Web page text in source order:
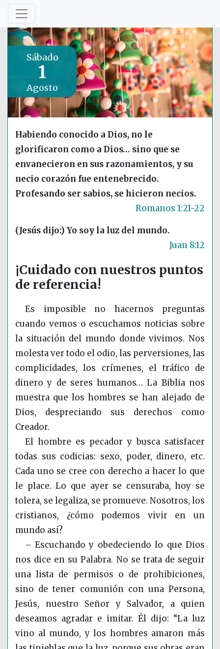
Sábado
1
Agosto
Habiendo conocido a Dios, no le
glorificaron como a Dios… sino que se
envanecieron en sus razonamientos, y su
necio corazón fue entenebrecido.
Profesando ser sabios, se hicieron necios.
Romanos 1:21-22
(Jesús dijo:) Yo soy la luz del mundo.
Juan 8:12
¡Cuidado con nuestros puntos
de referencia!
Es imposible no hacernos preguntas
cuando vemos o escuchamos noticias sobre
la situación del mundo donde vivimos. Nos
molesta ver todo el odio, las perversiones, las
complicidades, los crímenes, el tráfico de
dinero y de seres humanos… La Biblia nos
muestra que los hombres se han alejado de
Dios, despreciando sus derechos como
Creador.
El hombre es pecador y busca satisfacer
todas sus codicias: sexo, poder, dinero, etc.
Cada uno se cree con derecho a hacer lo que
le place. Lo que ayer se censuraba, hoy se
tolera, se legaliza, se promueve. Nosotros, los
cristianos, ¿cómo podemos vivir en un
mundo así?
– Escuchando y obedeciendo lo que Dios
nos dice en su Palabra. No se trata de seguir
una lista de permisos o de prohibiciones,
sino de tener comunión con una Persona,
Jesús, nuestro Señor y Salvador, a quien
deseamos agradar e imitar. Él dijo: “La luz
vino al mundo, y los hombres amaron más